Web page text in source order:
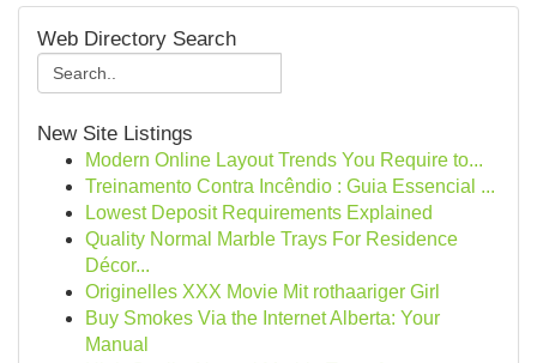
Web Directory Search
New Site Listings
Modern Online Layout Trends You Require to...
Treinamento Contra Incêndio : Guia Essencial ...
Lowest Deposit Requirements Explained
Quality Normal Marble Trays For Residence
Décor...
Originelles XXX Movie Mit rothaariger Girl
Buy Smokes Via the Internet Alberta: Your
Manual